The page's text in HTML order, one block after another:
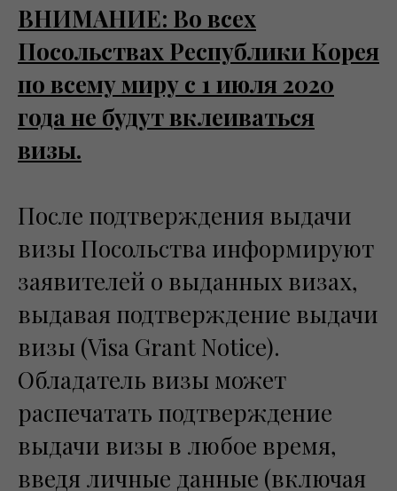
ВНИМАНИЕ: Во всех
Посольствах Республики Корея
по всему миру с 1 июля 2020
года не будут вклеиваться
визы.
После подтверждения выдачи
визы Посольства информируют
заявителей о выданных визах,
выдавая подтверждение выдачи
визы (Visa Grant Notice).
Обладатель визы может
распечатать подтверждение
выдачи визы в любое время,
введя личные данные (включая